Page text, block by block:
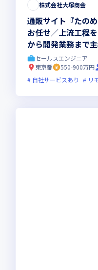
株式会社大塚商会
通販サイト『たの
お任せ／上流工程
から開発業務まで
だきます
セールスエンジニア
東京都
550-900万円
自社サービスあり
リ